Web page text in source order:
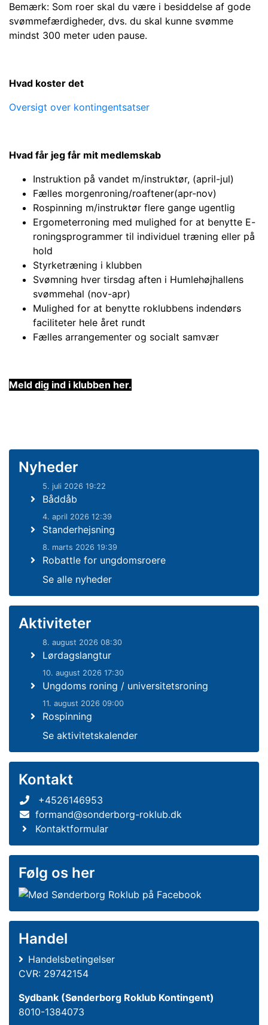
Bemærk: Som roer skal du være i besiddelse af gode
svømmefærdigheder, dvs. du skal kunne svømme
mindst 300 meter uden pause.
Hvad koster det
Oversigt over kontingentsatser
Hvad får jeg får mit medlemskab
Instruktion på vandet m/instruktør, (april-jul)
Fælles morgenroning/roaftener(apr-nov)
Rospinning m/instruktør flere gange ugentlig
Ergometerroning med mulighed for at benytte E-
roningsprogrammer til individuel træning eller på
hold
Styrketræning i klubben
Svømning hver tirsdag aften i Humlehøjhallens
svømmehal (nov-apr)
Mulighed for at benytte roklubbens indendørs
faciliteter hele året rundt
Fælles arrangementer og socialt samvær
Meld dig ind i klubben her.
Nyheder
5. juli 2026 19:22
Båddåb
4. april 2026 12:39
Standerhejsning
8. marts 2026 19:39
Robattle for ungdomsroere
Se alle nyheder
Aktiviteter
8. august 2026 08:30
Lørdagslangtur
10. august 2026 17:30
Ungdoms roning / universitetsroning
11. august 2026 09:00
Rospinning
Se aktivitetskalender
Kontakt
+4526146953
formand@sonderborg-roklub.dk
Kontaktformular
Følg os her
Handel
Handelsbetingelser
CVR: 29742154
Sydbank (Sønderborg Roklub Kontingent)
8010-1384073